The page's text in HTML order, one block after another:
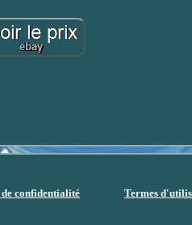
confidentialité Termes